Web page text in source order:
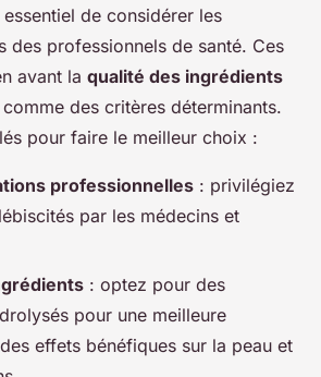
de considérer les
des professionnels de santé. Ces
avant la qualité des ingrédients
comme des critères déterminants.
pour faire le meilleur choix :
professionnelles : privilégiez
par les médecins et
: optez pour des
pour une meilleure
effets bénéfiques sur la peau et